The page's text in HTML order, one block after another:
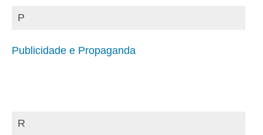
P
Publicidade e Propaganda
R